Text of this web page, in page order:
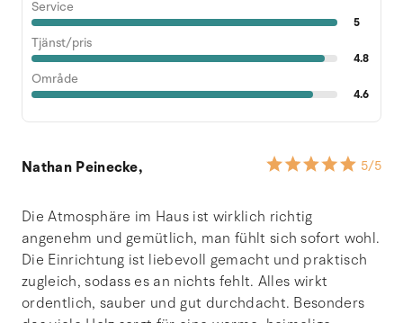
Service
5
Tjänst/pris
4.8
Område
4.6
Nathan Peinecke, 5/5
Die Atmosphäre im Haus ist wirklich richtig
angenehm und gemütlich, man fühlt sich sofort wohl.
Die Einrichtung ist liebevoll gemacht und praktisch
zugleich, sodass es an nichts fehlt. Alles wirkt
ordentlich, sauber und gut durchdacht. Besonders